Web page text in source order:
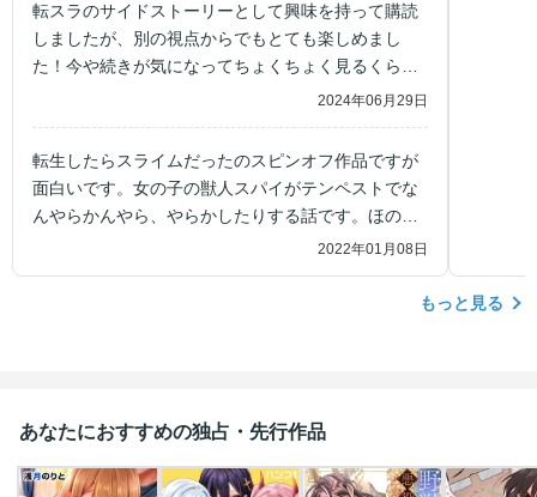
転スラのサイドストーリーとして興味を持って購読
しましたが、別の視点からでもとても楽しめまし
た！今や続きが気になってちょくちょく見るくらい
に！転スラ好きにはとてもオススメです！2024年06月29日
転生したらスライムだったのスピンオフ作品ですが
面白いです。女の子の獣人スパイがテンペストでな
んやらかんやら、やらかしたりする話です。ほのぼ
のっぽい話とアクションとかあったりして引き込ま
2022年01月08日
もっと見る
あなたにおすすめの独占・先行作品